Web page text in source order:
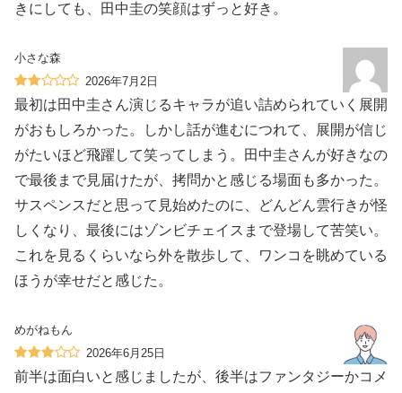
きにしても、田中圭の笑顔はずっと好き。
小さな森
2026年7月2日
最初は田中圭さん演じるキャラが追い詰められていく展開
がおもしろかった。しかし話が進むにつれて、展開が信じ
がたいほど飛躍して笑ってしまう。田中圭さんが好きなの
で最後まで見届けたが、拷問かと感じる場面も多かった。
サスペンスだと思って見始めたのに、どんどん雲行きが怪
しくなり、最後にはゾンビチェイスまで登場して苦笑い。
これを見るくらいなら外を散歩して、ワンコを眺めている
ほうが幸せだと感じた。
めがねもん
2026年6月25日
前半は面白いと感じましたが、後半はファンタジーかコメ